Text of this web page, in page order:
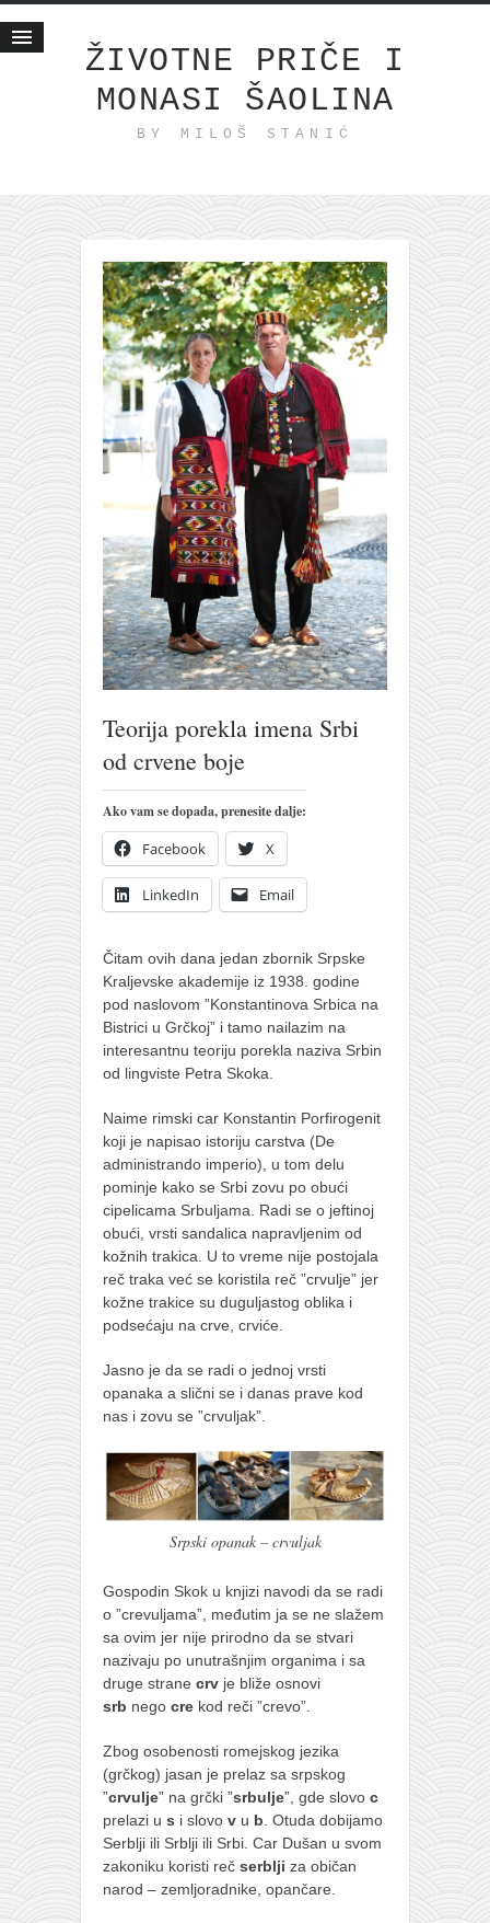
ŽIVOTNE PRIČE I
MONASI ŠAOLINA
BY MILOŠ STANIĆ
Životne priče
internet poslovanje
ishranom do zdravlja
moj haiku
momenti i mesta
bonus sadržaj
Svetlopis
zakonopravilo
duhovni otac
zabranjena istorija
ćirilica
porodične priče
umesto tvitera
kalendar srpski
azbuki i knjige
najnovije na blogu
moje beleške
istorija karatea
bubishi
kihon
naihanchi
kushanku
passai
temashiwari
kobudo
nunchaku
bo
tonfa
sai
timbei rochin
tsunami dojo
program
galerija kluba
članarina
besplatna e-knjiga
termini treninga
moja priča
fotke
kontakt
Teorija porekla imena Srbi
od crvene boje
Ako vam se dopada, prenesite dalje:
Facebook X
LinkedIn Email
Čitam ovih dana jedan zbornik Srpske
Kraljevske akademije iz 1938. godine
pod naslovom ”Konstantinova Srbica na
Bistrici u Grčkoj” i tamo nailazim na
interesantnu teoriju porekla naziva Srbin
od lingviste Petra Skoka.
Naime rimski car Konstantin Porfirogenit
koji je napisao istoriju carstva (De
administrando imperio), u tom delu
pominje kako se Srbi zovu po obući
cipelicama Srbuljama. Radi se o jeftinoj
obući, vrsti sandalica napravljenim od
kožnih trakica. U to vreme nije postojala
reč traka već se koristila reč ”crvulje” jer
kožne trakice su duguljastog oblika i
podsećaju na crve, crviće.
Jasno je da se radi o jednoj vrsti
opanaka a slični se i danas prave kod
nas i zovu se ”crvuljak”.
Srpski opanak – crvuljak
Gospodin Skok u knjizi navodi da se radi
o ”crevuljama”, međutim ja se ne slažem
sa ovim jer nije prirodno da se stvari
nazivaju po unutrašnjim organima i sa
druge strane crv je bliže osnovi
srb nego cre kod reči ”crevo”.
Zbog osobenosti romejskog jezika
(grčkog) jasan je prelaz sa srpskog
”crvulje” na grčki ”srbulje”, gde slovo c
prelazi u s i slovo v u b . Otuda dobijamo
Serblji ili Srblji ili Srbi. Car Dušan u svom
zakoniku koristi reč serblji za običan
narod – zemljoradnike, opančare.